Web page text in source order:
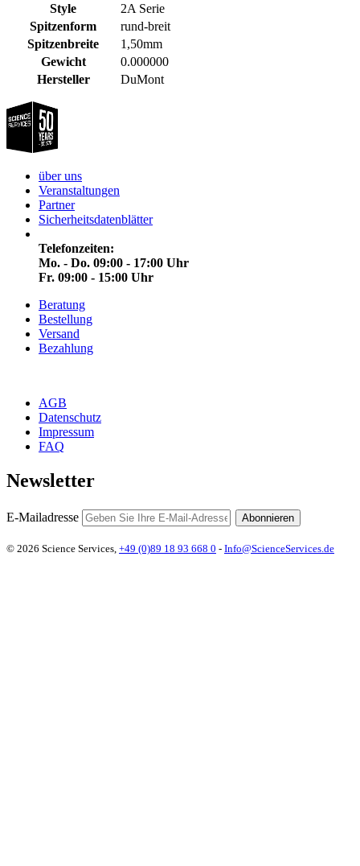
Style
2A Serie
Spitzenform
rund-breit
Spitzenbreite
1,50mm
Gewicht
0.000000
Hersteller
DuMont
über uns
Veranstaltungen
Partner
Sicherheitsdatenblätter
Telefonzeiten:
Mo. - Do. 09:00 - 17:00 Uhr
Fr. 09:00 - 15:00 Uhr
Beratung
Bestellung
Versand
Bezahlung
AGB
Datenschutz
Impressum
FAQ
Newsletter
E-Mailadresse Abonnieren
© 2026 Science Services, +49 (0)89 18 93 668 0 - Info@ScienceServices.de